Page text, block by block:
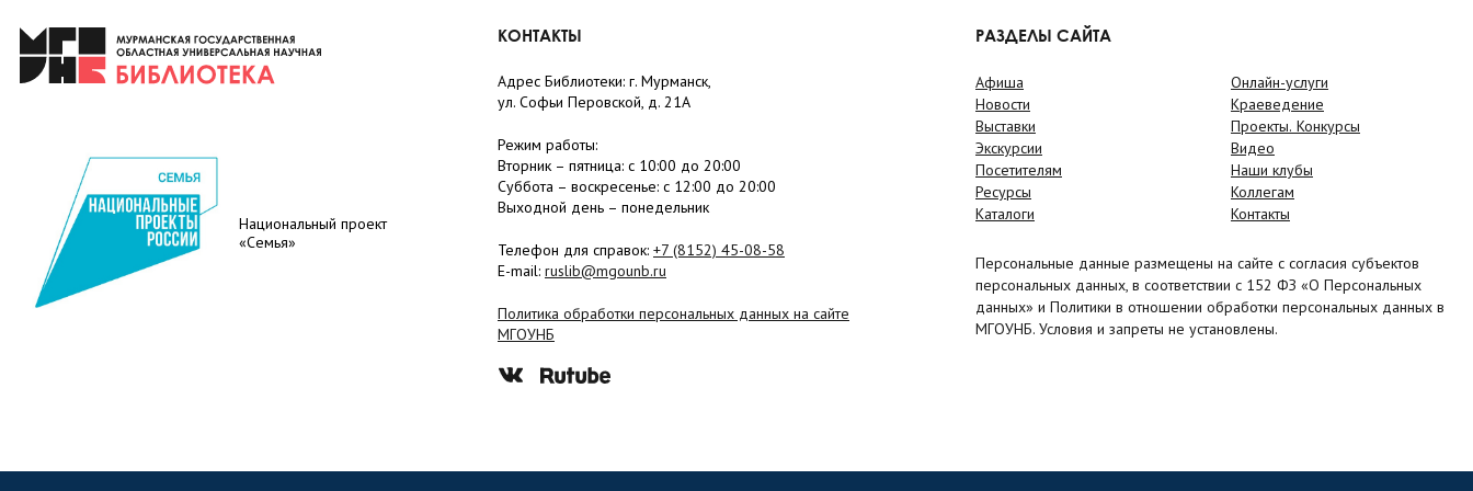
Национальный проект
«Семья»
КОНТАКТЫ
Адрес Библиотеки: г. Мурманск,
ул. Софьи Перовской, д. 21А
Режим работы:
Вторник – пятница: с 10:00 до 20:00
Суббота – воскресенье: c 12:00 до 20:00
Выходной день – понедельник
Телефон для справок: +7 (8152) 45-08-58
E-mail: ruslib@mgounb.ru
Политика обработки персональных данных на сайте
МГОУНБ
РАЗДЕЛЫ САЙТА
Афиша
Новости
Выставки
Экскурсии
Посетителям
Ресурсы
Каталоги
Онлайн-услуги
Краеведение
Проекты. Конкурсы
Видео
Наши клубы
Коллегам
Контакты
Персональные данные размещены на сайте с согласия субъектов
персональных данных, в соответствии с 152 ФЗ «О Персональных
данных» и Политики в отношении обработки персональных данных в
МГОУНБ. Условия и запреты не установлены.